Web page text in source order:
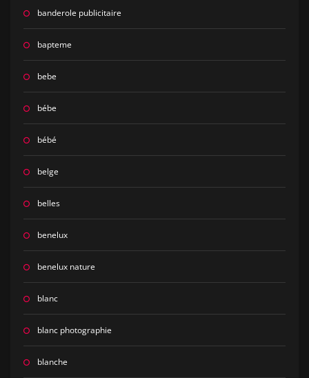
banderole publicitaire
bapteme
bebe
bébe
bébé
belge
belles
benelux
benelux nature
blanc
blanc photographie
blanche